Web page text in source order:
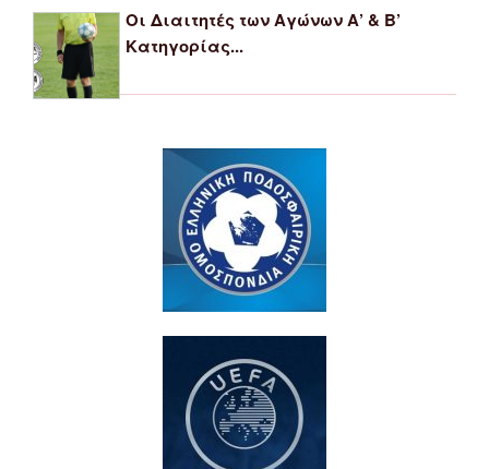
Οι Διαιτητές των Αγώνων Α’ & Β’
Κατηγορίας...